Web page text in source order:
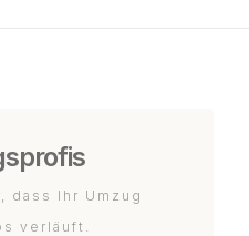
dass Ihr Umzug
verläuft.